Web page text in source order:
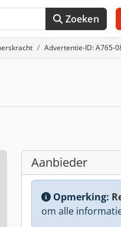
Zoeken
Advertentie-ID: A765-
Aanbieder
Opmerking:
om alle